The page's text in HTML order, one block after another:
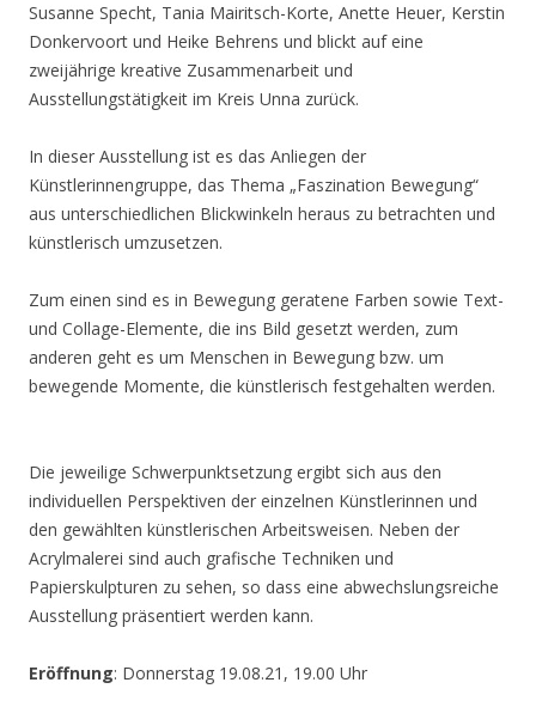
Susanne Specht, Tania Mairitsch-Korte, Anette Heuer, Kerstin
Donkervoort und Heike Behrens und blickt auf eine
zweijährige kreative Zusammenarbeit und
Ausstellungstätigkeit im Kreis Unna zurück.
In dieser Ausstellung ist es das Anliegen der
Künstlerinnengruppe, das Thema „Faszination Bewegung“
aus unterschiedlichen Blickwinkeln heraus zu betrachten und
künstlerisch umzusetzen.
Zum einen sind es in Bewegung geratene Farben sowie Text-
und Collage-Elemente, die ins Bild gesetzt werden, zum
anderen geht es um Menschen in Bewegung bzw. um
bewegende Momente, die künstlerisch festgehalten werden.
Die jeweilige Schwerpunktsetzung ergibt sich aus den
individuellen Perspektiven der einzelnen Künstlerinnen und
den gewählten künstlerischen Arbeitsweisen. Neben der
Acrylmalerei sind auch grafische Techniken und
Papierskulpturen zu sehen, so dass eine abwechslungsreiche
Ausstellung präsentiert werden kann.
Eröffnung: Donnerstag 19.08.21, 19.00 Uhr